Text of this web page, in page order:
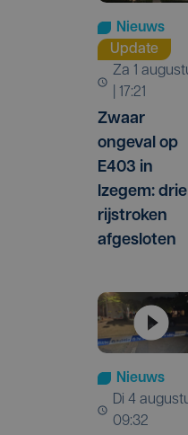
Nieuws
Update
za 1 augustus
| 17:21
Zwaar
ongeval op
E403 in
Izegem: drie
rijstroken
afgesloten
Nieuws
di 4 augustus |
09:32